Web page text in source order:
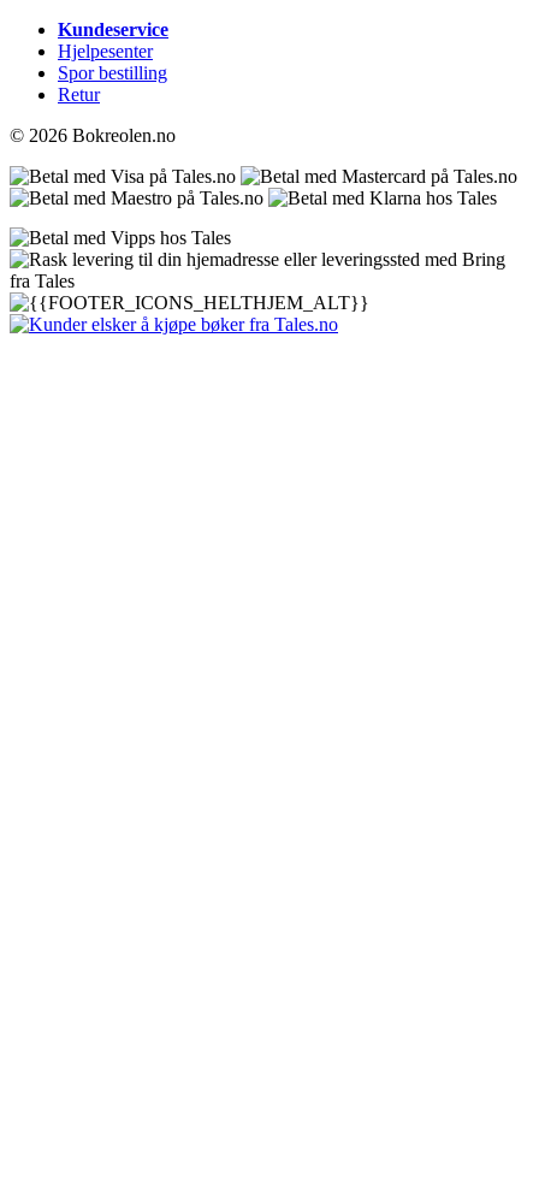
Kundeservice
Hjelpesenter
Spor bestilling
Retur
© 2026 Bokreolen.no